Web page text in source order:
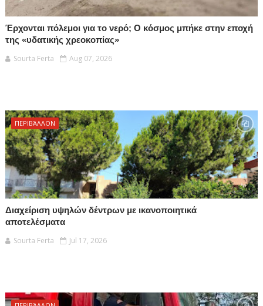
Έρχονται πόλεμοι για το νερό; Ο κόσμος μπήκε στην εποχή
της «υδατικής χρεοκοπίας»
Sourta Ferta
Aug 07, 2026
ΠΕΡΙΒΆΛΛΟΝ
Διαχείριση υψηλών δέντρων με ικανοποιητικά
αποτελέσματα
Sourta Ferta
Jul 17, 2026